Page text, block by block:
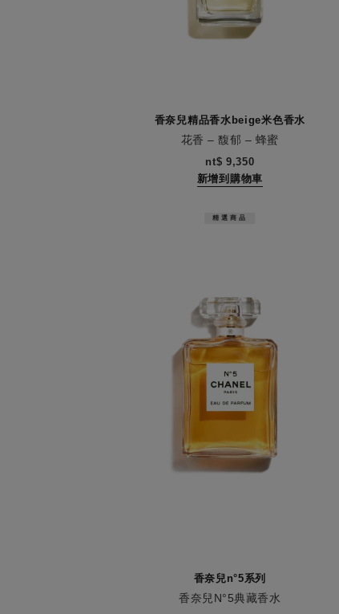
香奈兒精品香水beige米色香水
花香 – 馥郁 – 蜂蜜
nt$ 9,350
新增到購物車
香奈兒n°5系列
香奈兒N°5典藏香水
精選商品